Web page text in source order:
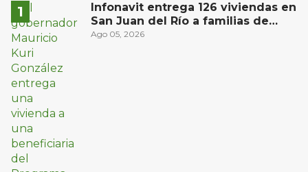
Infonavit entrega 126 viviendas en
San Juan del Río a familias de
bajos ingresos
Ago 05, 2026